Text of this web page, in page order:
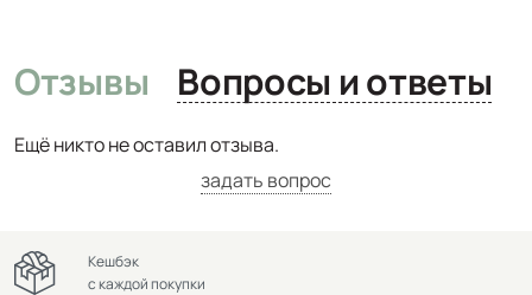
Отзывы Вопросы и ответы
Ещё никто не оставил отзыва.
задать вопрос
Кешбэк
с каждой покупки